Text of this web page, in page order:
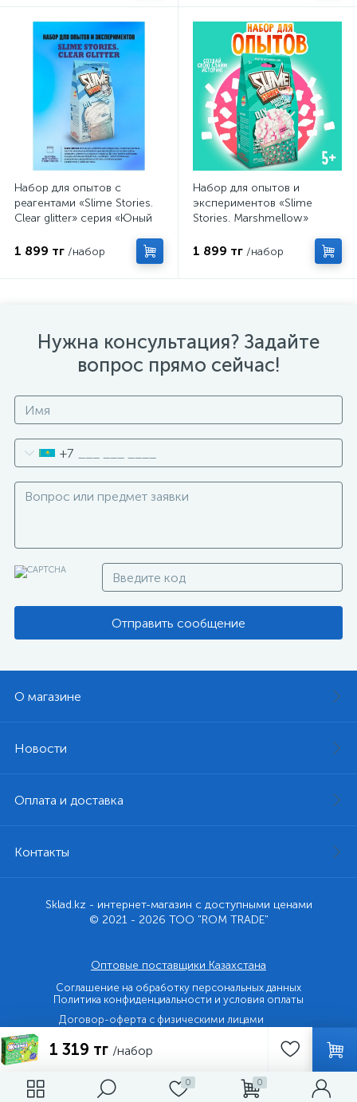
0 0
1 319 тг /набор
Набор для опытов с
реагентами «Slime Stories.
Clear glitter» серия «Юный
1 899 тг /набор
Набор для опытов и
экспериментов «Slime
Stories. Marshmellow»
1 899 тг /набор
Нужна консультация? Задайте
вопрос прямо сейчас!
+7
Отправить сообщение
О магазине
Новости
Оплата и доставка
Контакты
Sklad.kz - интернет-магазин с доступными ценами
© 2021 - 2026 ТОО "ROM TRADE"
Оптовые поставщики Казахстана
Соглашение на обработку персональных данных
Политика конфиденциальности и условия оплаты
Договор-оферта с физическими лицами
Договор-оферта с юридическими лицами и ИП